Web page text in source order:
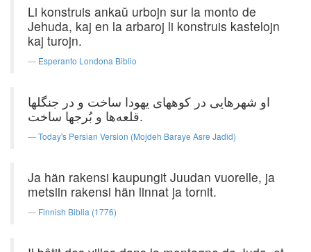
Li konstruis ankaŭ urbojn sur la monto de
Jehuda, kaj en la arbaroj li konstruis kastelojn
kaj turojn.
Esperanto Londona Biblio
او شهرهایی در کوههای یهودا ساخت و در جنگلها
قلعه‌ها و بُرجها ساخت.
Today's Persian Version (Mojdeh Baraye Asre Jadid)
Ja hän rakensi kaupungit Juudan vuorelle, ja
metsiin rakensi hän linnat ja tornit.
Finnish Biblia (1776)